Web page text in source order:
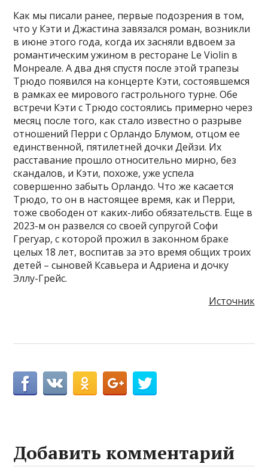
Как мы писали ранее, первые подозрения в том,
что у Кэти и Джастина завязался роман, возникли
в июне этого года, когда их засняли вдвоем за
романтическим ужином в ресторане Le Violin в
Монреале. А два дня спустя после этой трапезы
Трюдо появился на концерте Кэти, состоявшемся
в рамках ее мирового гастрольного турне. Обе
встречи Кэти с Трюдо состоялись примерно через
месяц после того, как стало известно о разрыве
отношений Перри с Орландо Блумом, отцом ее
единственной, пятилетней дочки Дейзи. Их
расставание прошло относительно мирно, без
скандалов, и Кэти, похоже, уже успела
совершенно забыть Орландо. Что же касается
Трюдо, то он в настоящее время, как и Перри,
тоже свободен от каких-либо обязательств. Еще в
2023-м он развелся со своей супругой Софи
Грегуар, с которой прожил в законном браке
целых 18 лет, воспитав за это время общих троих
детей – сыновей Ксавьера и Адриена и дочку
Эллу-Грейс.
Источник
Добавить комментарий